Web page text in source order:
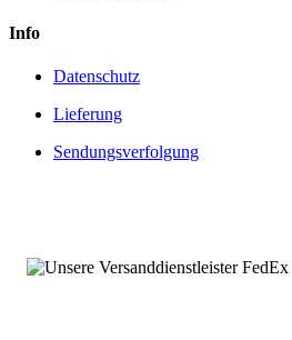
Info
Datenschutz
Lieferung
Sendungsverfolgung